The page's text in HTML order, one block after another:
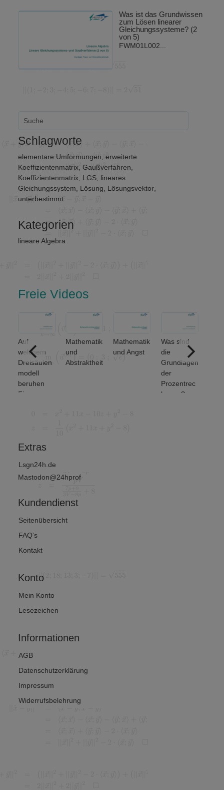
Was ist das Grundwissen
zum Lösen linearer
Gleichungssysteme? (2
von 5)
FWM01L002...
Schlagworte
elementare Umformungen, erweiterte
Koeffizientenmatrix, Gaußverfahren,
Koeffizientenmatrix, LGS, lineares
Gleichungssystem, Lösung, Lösungsvektor,
unterbestimmt
Kategorien
lineare Algebra
Freie Videos
welchem
Dreisäulen
modell
beruhen
Finanz-
Mathematik
und
Abstraktheit
Mathematik
und Angst
Was sind
Grundlagen
Prozentrec
hnung?
den
Extras
Lsgn24h.de
Mastodon@24hprof
Kundendienst
Seitenübersicht
FAQ’s
Kontakt
Konto
Mein Konto
Lesezeichen
Informationen
AGB
Datenschutzerklärung
Impressum
Widerrufsbelehrung